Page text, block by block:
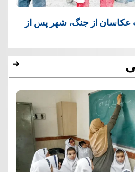
عکاسان از جنگ، شهر پس از